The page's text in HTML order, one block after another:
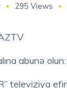
295 Views
abunə olun: